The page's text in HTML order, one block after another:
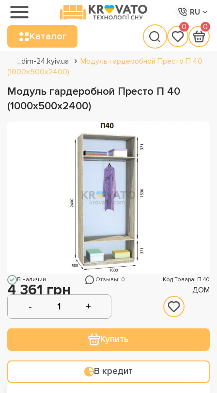
RU
Каталог
0 0
_dim-24.kyiv.ua
Модуль гардеробной Престо П 40
(1000х500х2400)
Модуль гардеробной Престо П 40
(1000х500х2400)
В наличии Отзывы: 0 Код Товара: П 40
4 361 грн ДОМ
Купить
В кредит